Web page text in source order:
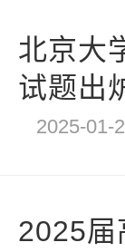
北京大
试题出
2025-01-
2025届